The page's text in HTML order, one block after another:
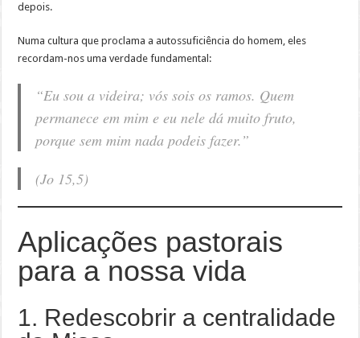
depois.
Numa cultura que proclama a autossuficiência do homem, eles
recordam-nos uma verdade fundamental:
“Eu sou a videira; vós sois os ramos. Quem
permanece em mim e eu nele dá muito fruto,
porque sem mim nada podeis fazer.”
(Jo 15,5)
Aplicações pastorais
para a nossa vida
1. Redescobrir a centralidade